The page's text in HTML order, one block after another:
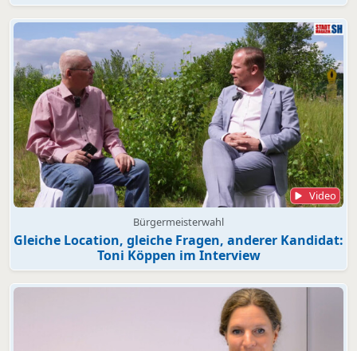
Video
Bürgermeisterwahl
Gleiche Location, gleiche Fragen, anderer Kandidat:
Toni Köppen im Interview